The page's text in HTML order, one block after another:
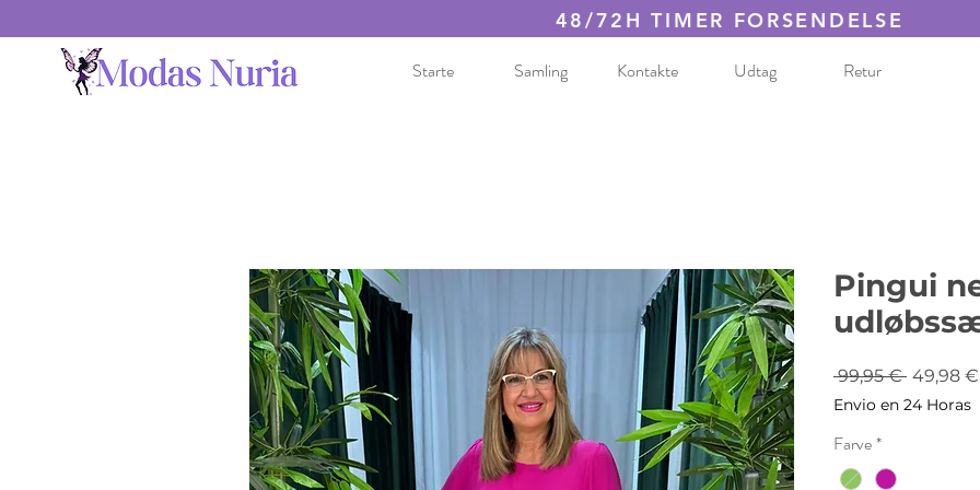
48/72H TIMER FORSENDELSE
Starte
Samling Kontakte Udtag Retur
Pingui
99,95 € Regulær
pris
49,98 €
Envio en 24 Horas
Farve*